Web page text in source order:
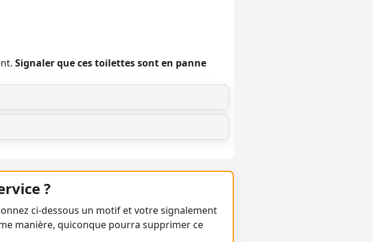
Signaler que ces toilettes sont en panne
?
ci-dessous un motif et votre signalement
manière, quiconque pourra supprimer ce